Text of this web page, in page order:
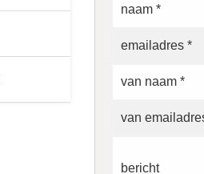
naam *
emailadres *
van naam *
van
bericht